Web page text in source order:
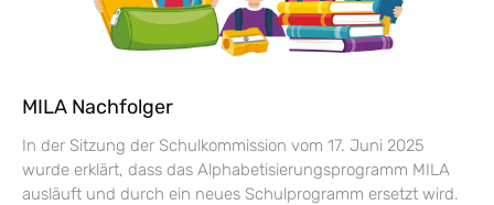
MILA Nachfolger
In der Sitzung der Schulkommission vom 17. Juni 2025
wurde erklärt, dass das Alphabetisierungsprogramm MILA
ausläuft und durch ein neues Schulprogramm ersetzt wird.